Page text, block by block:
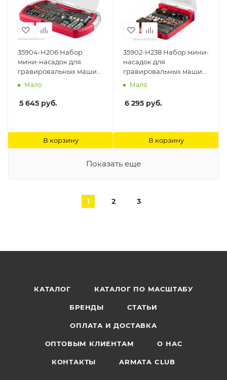
35904-H206 Набор
мини-насадок для
гравировальных машин,
206 предметов Зубр
Мало
5 645 руб.
В корзину
35902-H238 Набор мини-
насадок для
гравировальных машин,
238 предметов Зубр
Мало
6 295 руб.
В корзину
Показать еще
1 2 3
КАТАЛОГ КАТАЛОГ ПО МАСШТАБУ
БРЕНДЫ СТАТЬИ
ОПЛАТА И ДОСТАВКА
ОПТОВЫМ КЛИЕНТАМ О НАС
КОНТАКТЫ ARMATA CLUB